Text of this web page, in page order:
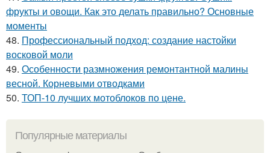
фрукты и овощи. Как это делать правильно? Основные
моменты
48. Профессиональный подход: создание настойки
восковой моли
49. Особенности размножения ремонтантной малины
весной. Корневыми отводками
50. ТОП-10 лучших мотоблоков по цене.
Популярные материалы